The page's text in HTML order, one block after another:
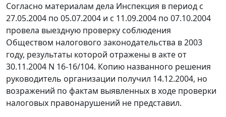
Согласно материалам дела Инспекция в период с
27.05.2004 по 05.07.2004 и с 11.09.2004 по 07.10.2004
провела выездную проверку соблюдения
Обществом налогового законодательства в 2003
году, результаты которой отражены в акте от
30.11.2004 N 16-16/104. Копию названного решения
руководитель организации получил 14.12.2004, но
возражений по фактам выявленных в ходе проверки
налоговых правонарушений не представил.